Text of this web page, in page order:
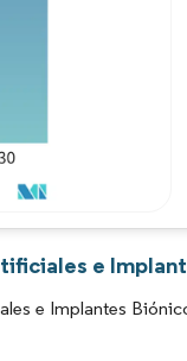
atribución según CC BY
e
e Implantes